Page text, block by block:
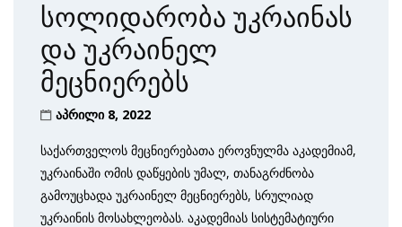
სოლიდარობა უკრაინას
და უკრაინელ
მეცნიერებს
აპრილი 8, 2022
საქართველოს მეცნიერებათა ეროვნულმა აკადემიამ,
უკრაინაში ომის დაწყების უმალ, თანაგრძნობა
გამოუცხადა უკრაინელ მეცნიერებს, სრულიად
უკრაინის მოსახლეობას. აკადემიას სისტემატიური